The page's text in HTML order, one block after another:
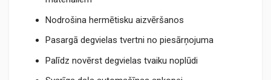
Nodrošina hermētisku aizvēršanos
Pasargā degvielas tvertni no piesārņojuma
Palīdz novērst degvielas tvaiku noplūdi